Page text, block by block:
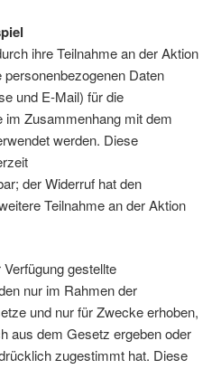
ihre Teilnahme an der Aktion
Daten
und E-Mail) für die
im Zusammenhang mit dem
werden. Diese
der Widerruf hat den
Teilnahme an der Aktion
gestellte
nur im Rahmen der
und nur für Zwecke erhoben,
aus dem Gesetz ergeben oder
zugestimmt hat. Diese